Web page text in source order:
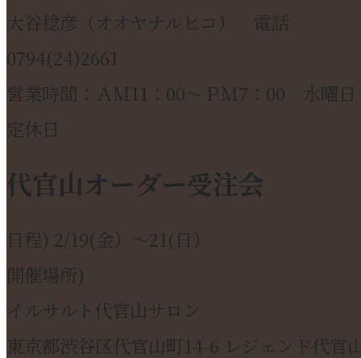
大谷稔彦（オオヤナルヒコ） 電話
0794(24)2661
営業時間：ＡＭ11：00～ＰＭ7：00 水曜日
定休日
代官山オーダー受注会
日程) 2/19(金）～21(日）
開催場所)
イルサルト代官山サロン
東京都渋谷区代官山町14-6 レジェンド代官